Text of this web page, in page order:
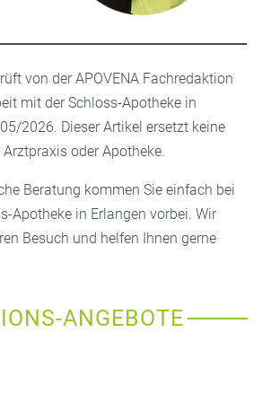
von der APOVENA Fachredaktion
mit der Schloss-Apotheke in
2026. Dieser Artikel ersetzt keine
oder Apotheke.
Beratung kommen Sie einfach bei
Apotheke in Erlangen vorbei. Wir
Besuch und helfen Ihnen gerne
ANGEBOTE